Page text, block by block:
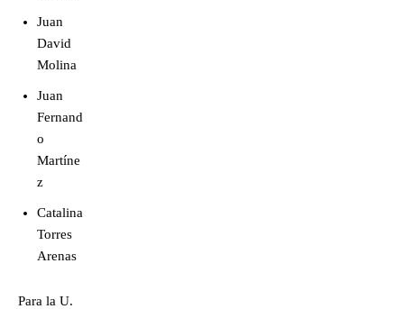
Juan
David
Molina
Juan
Fernand
o
Martíne
z
Catalina
Torres
Arenas
Para la U.